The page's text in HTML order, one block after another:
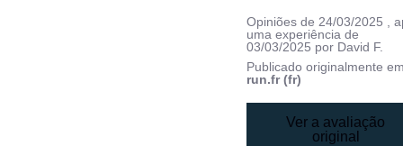
Opiniões de 24/03/2025
,
uma experiência de
03/03/2025 por David F.
Publicado originalmente
run.fr (fr)
Ver a avaliação
original